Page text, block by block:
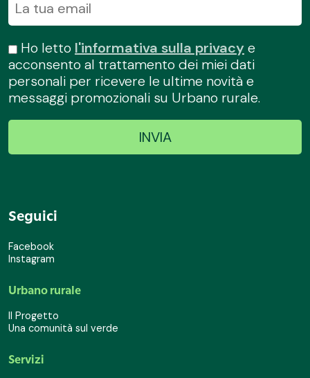
Ho letto l'informativa sulla privacye
acconsento al trattamento dei miei dati
personali per ricevere le ultime novità e
messaggi promozionali su Urbano rurale.
Seguici
Facebook
Instagram
Urbano rurale
Il Progetto
Una comunità sul verde
Servizi